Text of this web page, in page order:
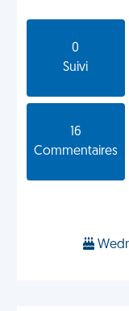
0
Suivi
16
Commentaires